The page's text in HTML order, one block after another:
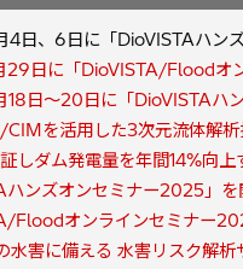
日、6日に「DioVISTAハン
日に「DioVISTA/Floodオ
日～20日に「DioVISTAハ
を活用した3次元流体解析
しダム発電量を年間14%向
ンズオンセミナー2025」を
Floodオンラインセミナー
水害に備える 水害リスク解析